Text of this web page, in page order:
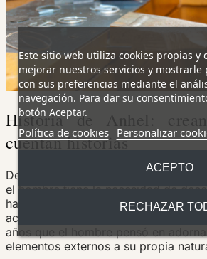
Historia de Anhel:
cuentan historias
Desde las más antiguas
el hombre tiene la necesidad de
hallazgos de unas conchas en la
actual Sudáfrica , nos demuestran
años que el hombre pensó en
elementos externos a su propia
Este sitio web utiliza cookies propias y
mejorar nuestros servicios y
con sus preferencias mediante el
navegación. Para dar su
botón Aceptar.
Política de cookies Personalizar
RECHAZAR
ACEPTO